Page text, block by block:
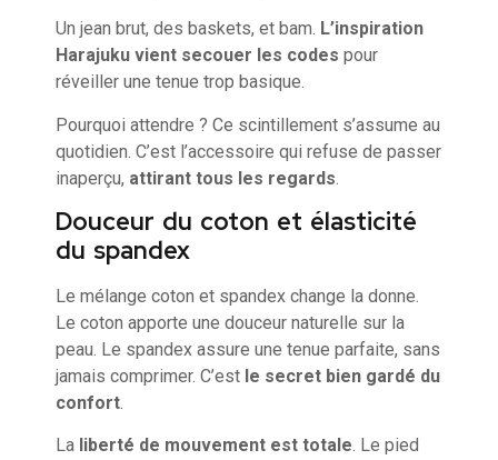
Un jean brut, des baskets, et bam. L’inspiration
Harajuku vient secouer les codes pour
réveiller une tenue trop basique.
Pourquoi attendre ? Ce scintillement s’assume au
quotidien. C’est l’accessoire qui refuse de passer
inaperçu, attirant tous les regards
Douceur du coton et élasticité
du spandex
Le mélange coton et spandex change la donne.
Le coton apporte une douceur naturelle sur la
peau. Le spandex assure une tenue parfaite, sans
jamais comprimer. C’est le secret bien gardé du
confort.
La liberté de mouvement est totale. Le pied